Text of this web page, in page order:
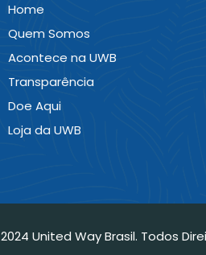
Home
Quem Somos
Acontece na UWB
Transparência
Doe Aqui
Loja da UWB
2024 United Way Brasil. Todos